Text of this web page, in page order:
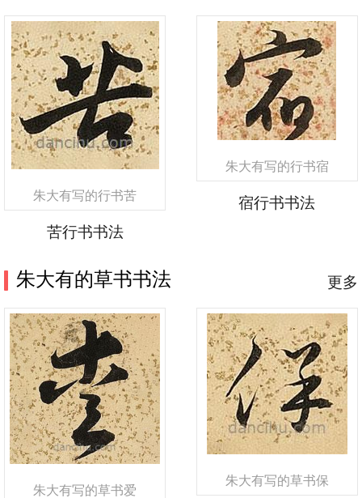
朱大有写的行书苦
苦行书书法
朱大有写的行书宿
宿行书书法
朱大有的草书书法 更多
朱大有写的草书爱
朱大有写的草书保